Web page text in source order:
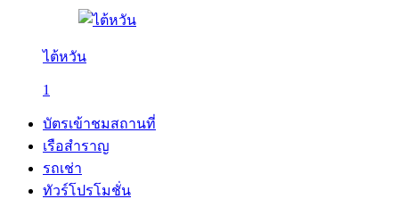
ไต้หวัน
1
บัตรเข้าชมสถานที่
เรือสำราญ
รถเช่า
ทัวร์โปรโมชั่น